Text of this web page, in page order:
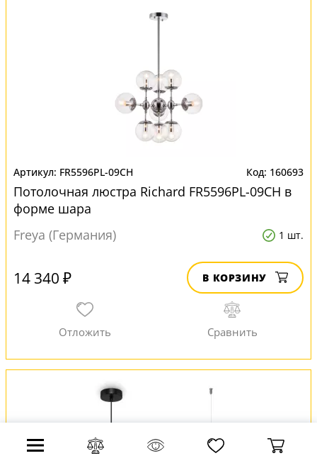
FR5596PL-09CH 160693
Потолочная люстра Richard FR5596PL-09CH в
форме шара
Freya (Германия)
1 шт.
14 340 ₽ В КОРЗИНУ